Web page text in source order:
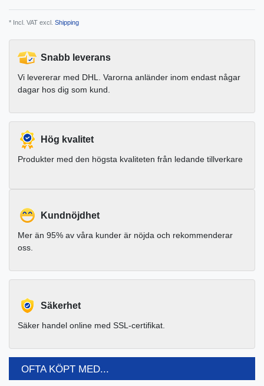
* Incl. VAT excl. Shipping
Snabb leverans
Vi levererar med DHL. Varorna anländer inom endast någar
dagar hos dig som kund.
Hög kvalitet
Produkter med den högsta kvaliteten från ledande tillverkare
Kundnöjdhet
Mer än 95% av våra kunder är nöjda och rekommenderar
oss.
Säkerhet
Säker handel online med SSL-certifikat.
OFTA KÖPT MED...